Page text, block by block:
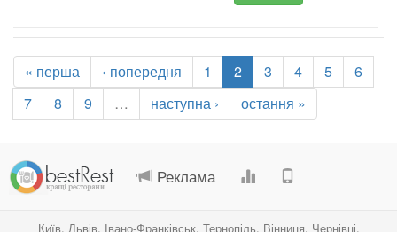
« перша ‹ попередня 1 2 3 4 5
6
7
8 9 … наступна › остання »
Реклама
Київ, Львів, Івано-Франківськ, Тернопіль, Вінниця, Чернівці,